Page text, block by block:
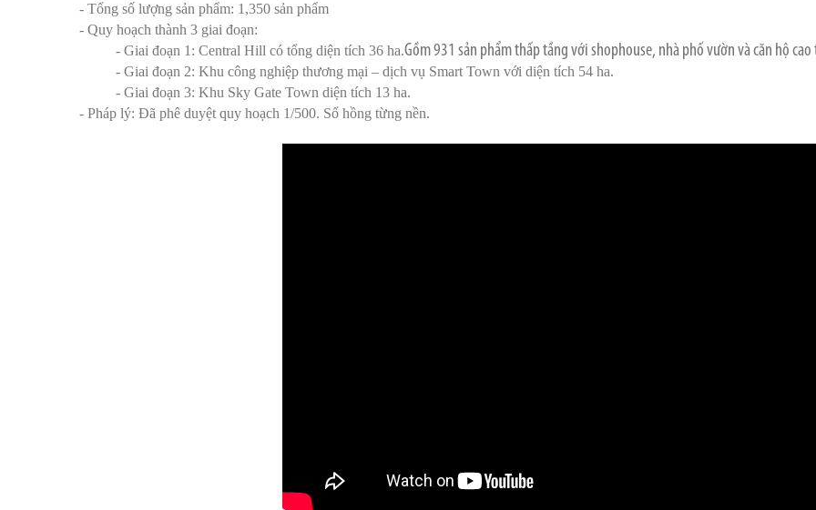
- Tổng số lượng sản phẩm: 1,350 sản phẩm
- Quy hoạch thành 3 giai đoạn:
- Giai đoạn 1: Central Hill có tổng diện tích 36 ha.Gồm 931 sản phẩm thấp tầng với shophouse, nhà phố vườn và căn hộ cao
- Giai đoạn 2: Khu công nghiệp thương mại – dịch vụ Smart Town với diện tích 54 ha.
- Giai đoạn 3: Khu Sky Gate Town diện tích 13 ha.
- Pháp lý: Đã phê duyệt quy hoạch 1/500. Sổ hồng từng nền.